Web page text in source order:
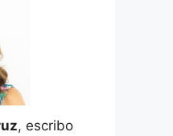
, escribo